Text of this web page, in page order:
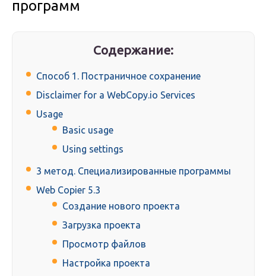
программ
Содержание:
Способ 1. Постраничное сохранение
Disclaimer for a WebCopy.io Services
Usage
Basic usage
Using settings
3 метод. Специализированные программы
Web Copier 5.3
Создание нового проекта
Загрузка проекта
Просмотр файлов
Настройка проекта